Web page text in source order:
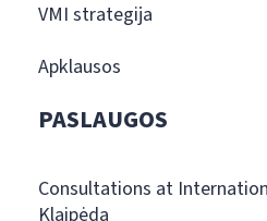
VMI strategija
Apklausos
PASLAUGOS
Consultations at
Klaipėda